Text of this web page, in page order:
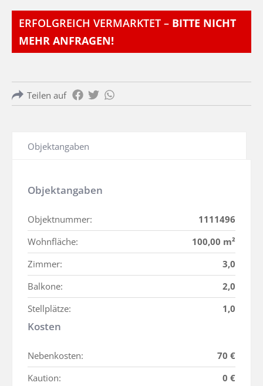
ERFOLGREICH VERMARKTET – BITTE NICHT
MEHR ANFRAGEN!
Teilen auf
Objektangaben
Objektangaben
Objektnummer:
1111496
Wohnfläche:
100,00 m²
Zimmer:
3,0
Balkone:
2,0
Stellplätze:
1,0
Kosten
Nebenkosten:
70 €
Kaution:
0 €